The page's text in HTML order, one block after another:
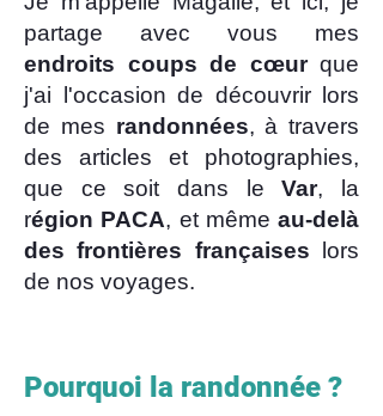
partage avec vous mes
endroits coups de cœurque
j'ai l'occasion de découvrir lors
de mes randonnées, à travers
des articles et photographies,
que ce soit dans le Var, la
région PACA, et même au-delà
des frontières françaises lors
de nos voyages.
Pourquoi la randonnée ?​